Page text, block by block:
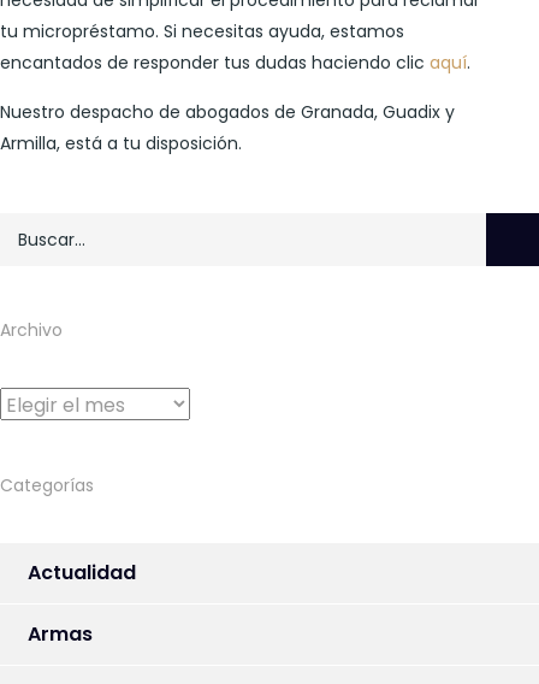
tu micropréstamo. Si necesitas ayuda, estamos
encantados de responder tus dudas haciendo clic aquí.
Nuestro despacho de abogados de Granada, Guadix y
Armilla, está a tu disposición.
Archivo
Archivo
Categorías
Actualidad
Armas